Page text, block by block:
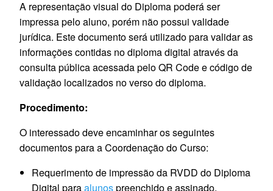
A representação visual do Diploma poderá ser
impressa pelo aluno, porém não possui validade
jurídica. Este documento será utilizado para validar as
informações contidas no diploma digital através da
consulta pública acessada pelo QR Code e código de
validação localizados no verso do diploma.
Procedimento:
O interessado deve encaminhar os seguintes
documentos para a Coordenação do Curso:
Requerimento de impressão da RVDD do Diploma
Digital paraalunospreenchido e assinado.